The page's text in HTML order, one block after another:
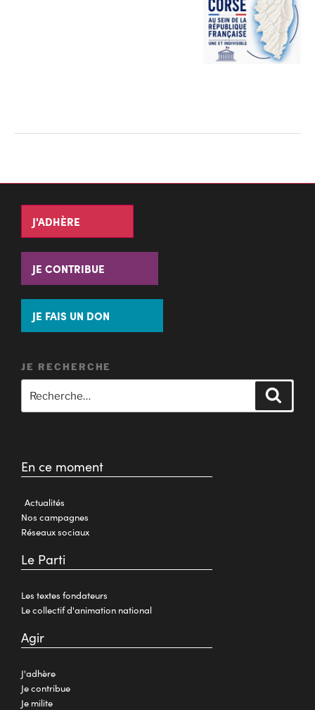
J'ADHÈRE
JE CONTRIBUE
JE FAIS UN DON
JE RECHERCHE
En ce moment
Actualités
Nos campagnes
Réseaux sociaux
Le Parti
Les textes fondateurs
Le collectif d'animation national
Agir
J'adhère
Je contribue
Je milite